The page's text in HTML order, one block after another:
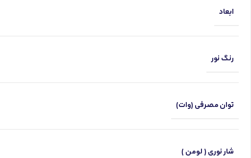
ابعاد
رنگ نور
توان مصرفی (وات)
شار نوری ( لومن )